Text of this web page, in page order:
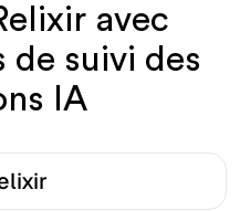
avec
de suivi des
IA